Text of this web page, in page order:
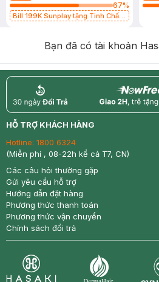
67%
Bill 199K Sunplay tặng Tinh Chất
Bạn đã có tài khoản
return nowfree
HỖ TRỢ KHÁCH HÀNG
Hotline: 1800 6324
(Miễn phí , 08-22h kể cả T7, CN)
Các câu hỏi thường gặp
Gửi yêu cầu hỗ trợ
Hướng dẫn đặt hàng
Phương thức thanh toán
Phương thức vận chuyển
Chính sách đổi trả